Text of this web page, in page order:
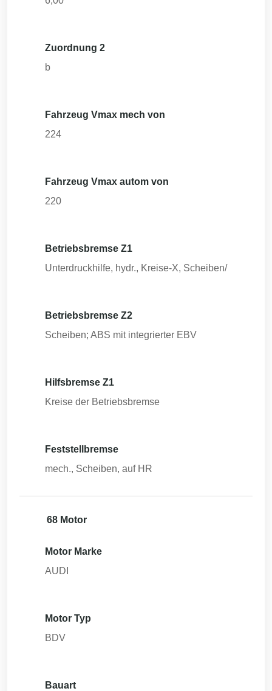
Zuordnung 2
b
Fahrzeug Vmax mech von
224
Fahrzeug Vmax autom von
220
Betriebsbremse Z1
Unterdruckhilfe, hydr., Kreise-X, Scheiben/
Betriebsbremse Z2
Scheiben; ABS mit integrierter EBV
Hilfsbremse Z1
Kreise der Betriebsbremse
Feststellbremse
mech., Scheiben, auf HR
68 Motor
Motor Marke
AUDI
Motor Typ
BDV
Bauart